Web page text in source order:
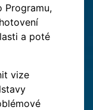
Programu,
a poté
vize